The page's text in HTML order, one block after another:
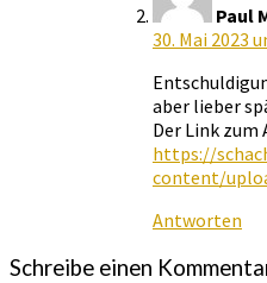
Paul
30. Mai 2023
aber lieber
Der Link zum
https://
content/
Antworten
Schreibe einen